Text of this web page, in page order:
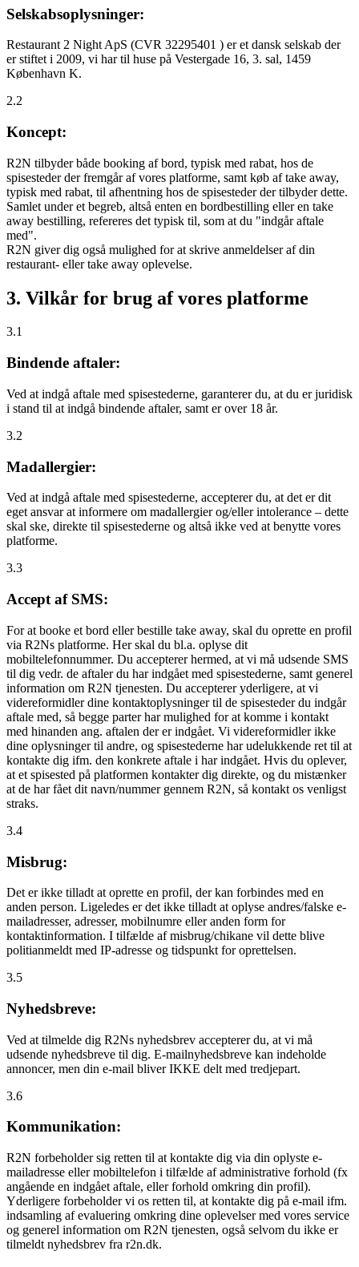
Selskabsoplysninger:
Restaurant 2 Night ApS (CVR 32295401 ) er et dansk selskab der
er stiftet i 2009, vi har til huse på Vestergade 16, 3. sal, 1459
København K.
2.2
Koncept:
R2N tilbyder både booking af bord, typisk med rabat, hos de
spisesteder der fremgår af vores platforme, samt køb af take away,
typisk med rabat, til afhentning hos de spisesteder der tilbyder dette.
Samlet under et begreb, altså enten en bordbestilling eller en take
away bestilling, refereres det typisk til, som at du "indgår aftale
med".
R2N giver dig også mulighed for at skrive anmeldelser af din
restaurant- eller take away oplevelse.
3. Vilkår for brug af vores platforme
3.1
Bindende aftaler:
Ved at indgå aftale med spisestederne, garanterer du, at du er juridisk
i stand til at indgå bindende aftaler, samt er over 18 år.
3.2
Madallergier:
Ved at indgå aftale med spisestederne, accepterer du, at det er dit
eget ansvar at informere om madallergier og/eller intolerance – dette
skal ske, direkte til spisestederne og altså ikke ved at benytte vores
platforme.
3.3
Accept af SMS:
For at booke et bord eller bestille take away, skal du oprette en profil
via R2Ns platforme. Her skal du bl.a. oplyse dit
mobiltelefonnummer. Du accepterer hermed, at vi må udsende SMS
til dig vedr. de aftaler du har indgået med spisestederne, samt generel
information om R2N tjenesten. Du accepterer yderligere, at vi
videreformidler dine kontaktoplysninger til de spisesteder du indgår
aftale med, så begge parter har mulighed for at komme i kontakt
med hinanden ang. aftalen der er indgået. Vi videreformidler ikke
dine oplysninger til andre, og spisestederne har udelukkende ret til at
kontakte dig ifm. den konkrete aftale i har indgået. Hvis du oplever,
at et spisested på platformen kontakter dig direkte, og du mistænker
at de har fået dit navn/nummer gennem R2N, så kontakt os venligst
straks.
3.4
Misbrug:
Det er ikke tilladt at oprette en profil, der kan forbindes med en
anden person. Ligeledes er det ikke tilladt at oplyse andres/falske e-
mailadresser, adresser, mobilnumre eller anden form for
kontaktinformation. I tilfælde af misbrug/chikane vil dette blive
politianmeldt med IP-adresse og tidspunkt for oprettelsen.
3.5
Nyhedsbreve:
Ved at tilmelde dig R2Ns nyhedsbrev accepterer du, at vi må
udsende nyhedsbreve til dig. E-mailnyhedsbreve kan indeholde
annoncer, men din e-mail bliver IKKE delt med tredjepart.
3.6
Kommunikation:
R2N forbeholder sig retten til at kontakte dig via din oplyste e-
mailadresse eller mobiltelefon i tilfælde af administrative forhold (fx
angående en indgået aftale, eller forhold omkring din profil).
Yderligere forbeholder vi os retten til, at kontakte dig på e-mail ifm.
indsamling af evaluering omkring dine oplevelser med vores service
og generel information om R2N tjenesten, også selvom du ikke er
tilmeldt nyhedsbrev fra r2n.dk.